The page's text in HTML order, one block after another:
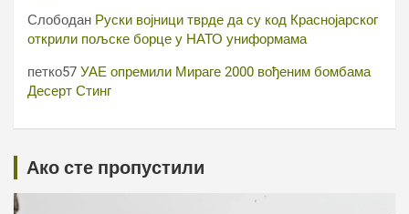
Слободан Руски војници тврде да су код Краснојарског
открили пољске борце у НАТО униформама
петко57 УАЕ опремили Мираге 2000 вођеним бомбама
Десерт Стинг
Ако сте пропустили